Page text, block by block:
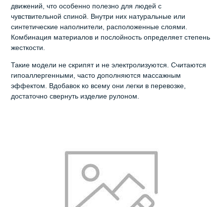
движений, что особенно полезно для людей с
чувствительной спиной. Внутри них натуральные или
синтетические наполнители, расположенные слоями.
Комбинация материалов и послойность определяет степень
жесткости.
Такие модели не скрипят и не электролизуются. Считаются
гипоаллергенными, часто дополняются массажным
эффектом. Вдобавок ко всему они легки в перевозке,
достаточно свернуть изделие рулоном.